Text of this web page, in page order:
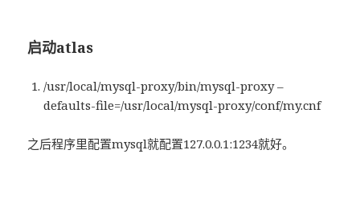
启动atlas
/usr/local/mysql-proxy/bin/mysql-proxy –
defaults-file=/usr/local/mysql-proxy/conf/my.cnf
之后程序里配置mysql就配置127.0.0.1:1234就好。